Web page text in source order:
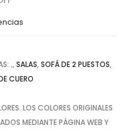
., SALAS, SOFÁ DE 2 PUESTOS,
CUERO
LOS COLORES ORIGINALES
MEDIANTE PÁGINA WEB Y